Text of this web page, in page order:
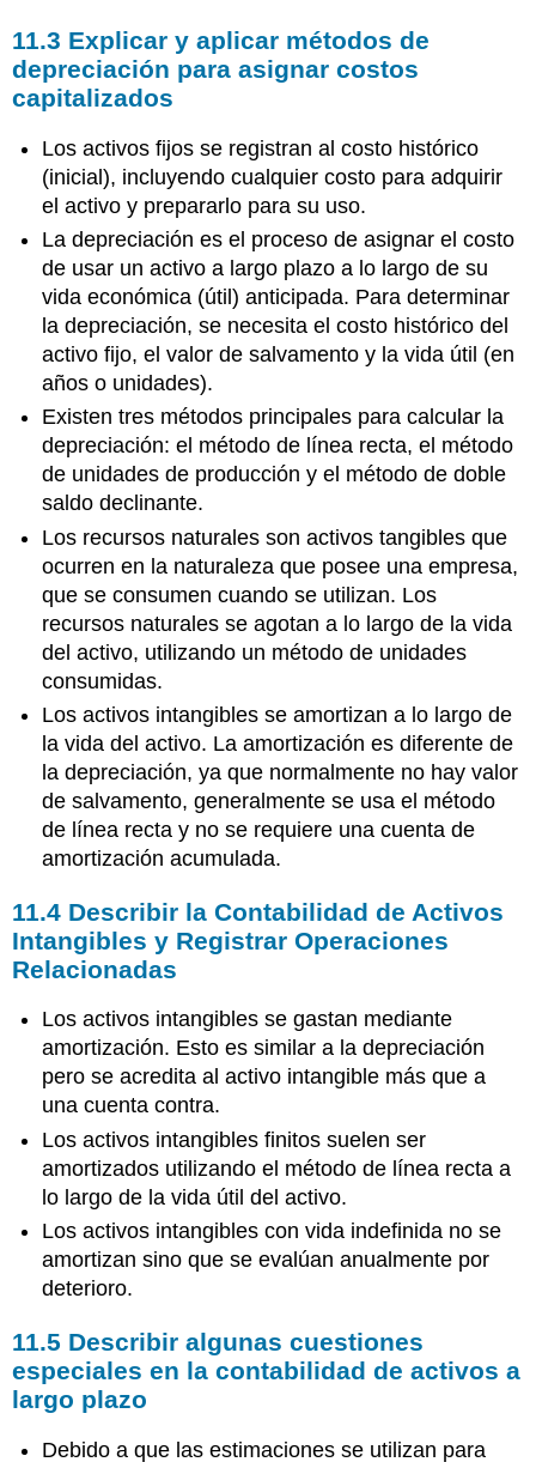
11.3 Explicar y aplicar métodos de
depreciación para asignar costos
capitalizados
Los activos fijos se registran al costo histórico
(inicial), incluyendo cualquier costo para adquirir
el activo y prepararlo para su uso.
La depreciación es el proceso de asignar el costo
de usar un activo a largo plazo a lo largo de su
vida económica (útil) anticipada. Para determinar
la depreciación, se necesita el costo histórico del
activo fijo, el valor de salvamento y la vida útil (en
años o unidades).
Existen tres métodos principales para calcular la
depreciación: el método de línea recta, el método
de unidades de producción y el método de doble
saldo declinante.
Los recursos naturales son activos tangibles que
ocurren en la naturaleza que posee una empresa,
que se consumen cuando se utilizan. Los
recursos naturales se agotan a lo largo de la vida
del activo, utilizando un método de unidades
consumidas.
Los activos intangibles se amortizan a lo largo de
la vida del activo. La amortización es diferente de
la depreciación, ya que normalmente no hay valor
de salvamento, generalmente se usa el método
de línea recta y no se requiere una cuenta de
amortización acumulada.
11.4 Describir la Contabilidad de Activos
Intangibles y Registrar Operaciones
Relacionadas
Los activos intangibles se gastan mediante
amortización. Esto es similar a la depreciación
pero se acredita al activo intangible más que a
una cuenta contra.
Los activos intangibles finitos suelen ser
amortizados utilizando el método de línea recta a
lo largo de la vida útil del activo.
Los activos intangibles con vida indefinida no se
amortizan sino que se evalúan anualmente por
deterioro.
11.5 Describir algunas cuestiones
especiales en la contabilidad de activos a
largo plazo
Debido a que las estimaciones se utilizan para